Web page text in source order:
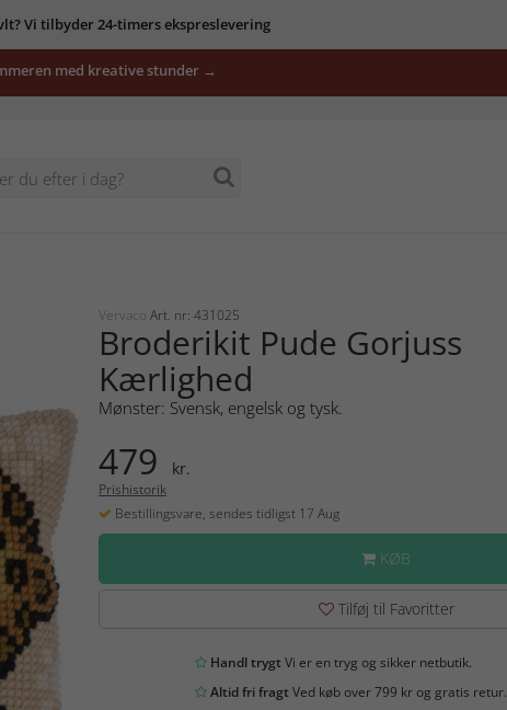
Vi tilbyder 24-timers ekspreslevering
med kreative stunder →
Vervaco Art. nr: 431025
Broderikit Pude Gorjuss
Kærlighed
Mønster: Svensk, engelsk og tysk.
479 kr.
Prishistorik
Bestillingsvare, sendes tidligst 17 Aug
KØB
Tilføj til Favoritter
Handl trygtVi er en tryg og sikker netbutik.
Altid fri fragtVed køb over 799 kr og gratis retur.